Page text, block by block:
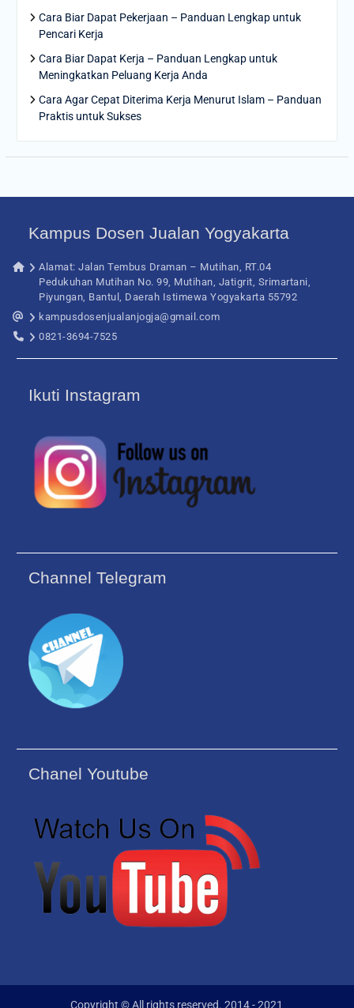
Cara Biar Dapat Pekerjaan – Panduan Lengkap untuk
Pencari Kerja
Cara Biar Dapat Kerja – Panduan Lengkap untuk
Meningkatkan Peluang Kerja Anda
Cara Agar Cepat Diterima Kerja Menurut Islam – Panduan
Praktis untuk Sukses
Kampus Dosen Jualan Yogyakarta
Alamat: Jalan Tembus Draman – Mutihan, RT.04
Pedukuhan Mutihan No. 99, Mutihan, Jatigrit, Srimartani,
Piyungan, Bantul, Daerah Istimewa Yogyakarta 55792
kampusdosenjualanjogja@gmail.com
0821-3694-7525
Ikuti Instagram
Channel Telegram
Chanel Youtube
Copyright © All rights reserved. 2014 - 2021